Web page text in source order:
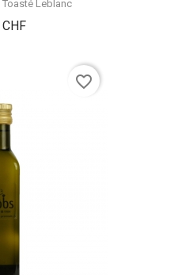
Toasté Leblanc
Prix
favorite_border